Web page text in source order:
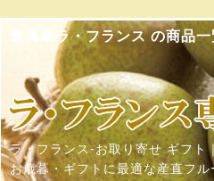
最高級ラ・フランス の商品一
ラ・フランス-お取り寄せ ギフト
お歳暮・ギフトに最適な産直フル